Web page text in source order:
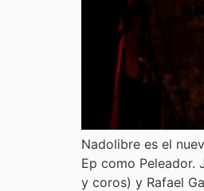
Nadolibre es el
Ep como Peleador.
y coros) y Rafael